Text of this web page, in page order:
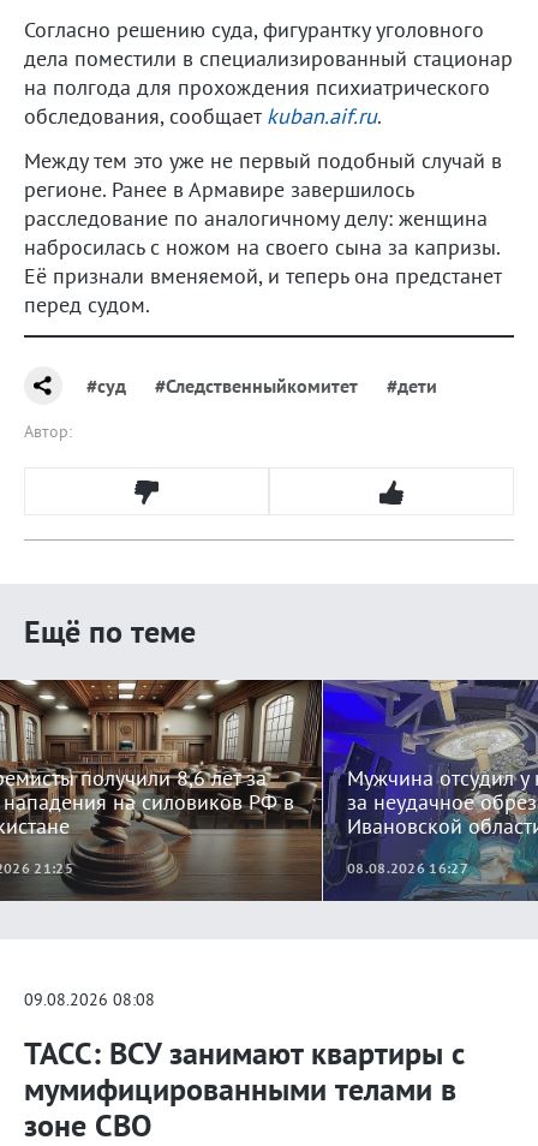
Согласно решению суда, фигурантку уголовного
дела поместили в специализированный стационар
на полгода для прохождения психиатрического
обследования, сообщаетkuban.aif.ru.
Между тем это уже не первый подобный случай в
регионе. Ранее в Армавире завершилось
расследование по аналогичному делу: женщина
набросилась с ножом на своего сына за капризы.
Её признали вменяемой, и теперь она предстанет
перед судом.
#суд #Следственныйкомитет #дети
Автор:
Ещё по теме
получили 8,6 лет за
на силовиков РФ в
21:25
Мужчина отсудил
за неудачное
Ивановской
08.08.2026 16:27
09.08.2026 08:08
ТАСС: ВСУ занимают квартиры с
мумифицированными телами в
зоне СВО